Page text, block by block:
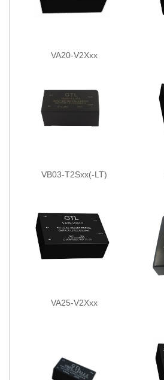
VA20-V2Xxx
VB03-T2Sxx(-LT)
VA25-V2Xxx